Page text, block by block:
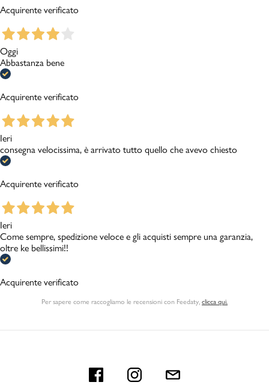
Acquirente verificato
Oggi
Abbastanza bene
Acquirente verificato
Ieri
consegna velocissima, è arrivato tutto quello che avevo chiesto
Acquirente verificato
Ieri
Come sempre, spedizione veloce e gli acquisti sempre una garanzia,
oltre ke bellissimi!!
Acquirente verificato
Per sapere come raccogliamo le recensioni con Feedaty, clicca qui.